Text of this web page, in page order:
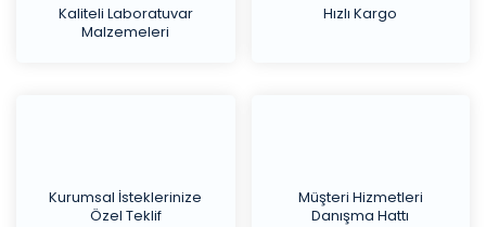
Kaliteli Laboratuvar
Malzemeleri
Hızlı Kargo
Kurumsal İsteklerinize
Özel Teklif
Müşteri Hizmetleri
Danışma Hattı